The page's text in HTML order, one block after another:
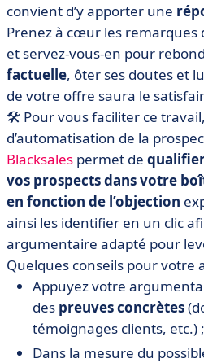
convient d’y apporter une
Prenez à cœur les remarques
et servez-vous-en pour
factuelle, ôter ses doutes et
de votre offre saura le
🛠 Pour vous faciliter ce
d’automatisation de la
Blacksales permet de
vos prospects dans votre
en fonction de l’objection
ainsi les identifier en un clic
argumentaire adapté pour
Quelques conseils pour votre
Appuyez votre
des preuves concrètes
témoignages clients, etc.) ;
Dans la mesure du